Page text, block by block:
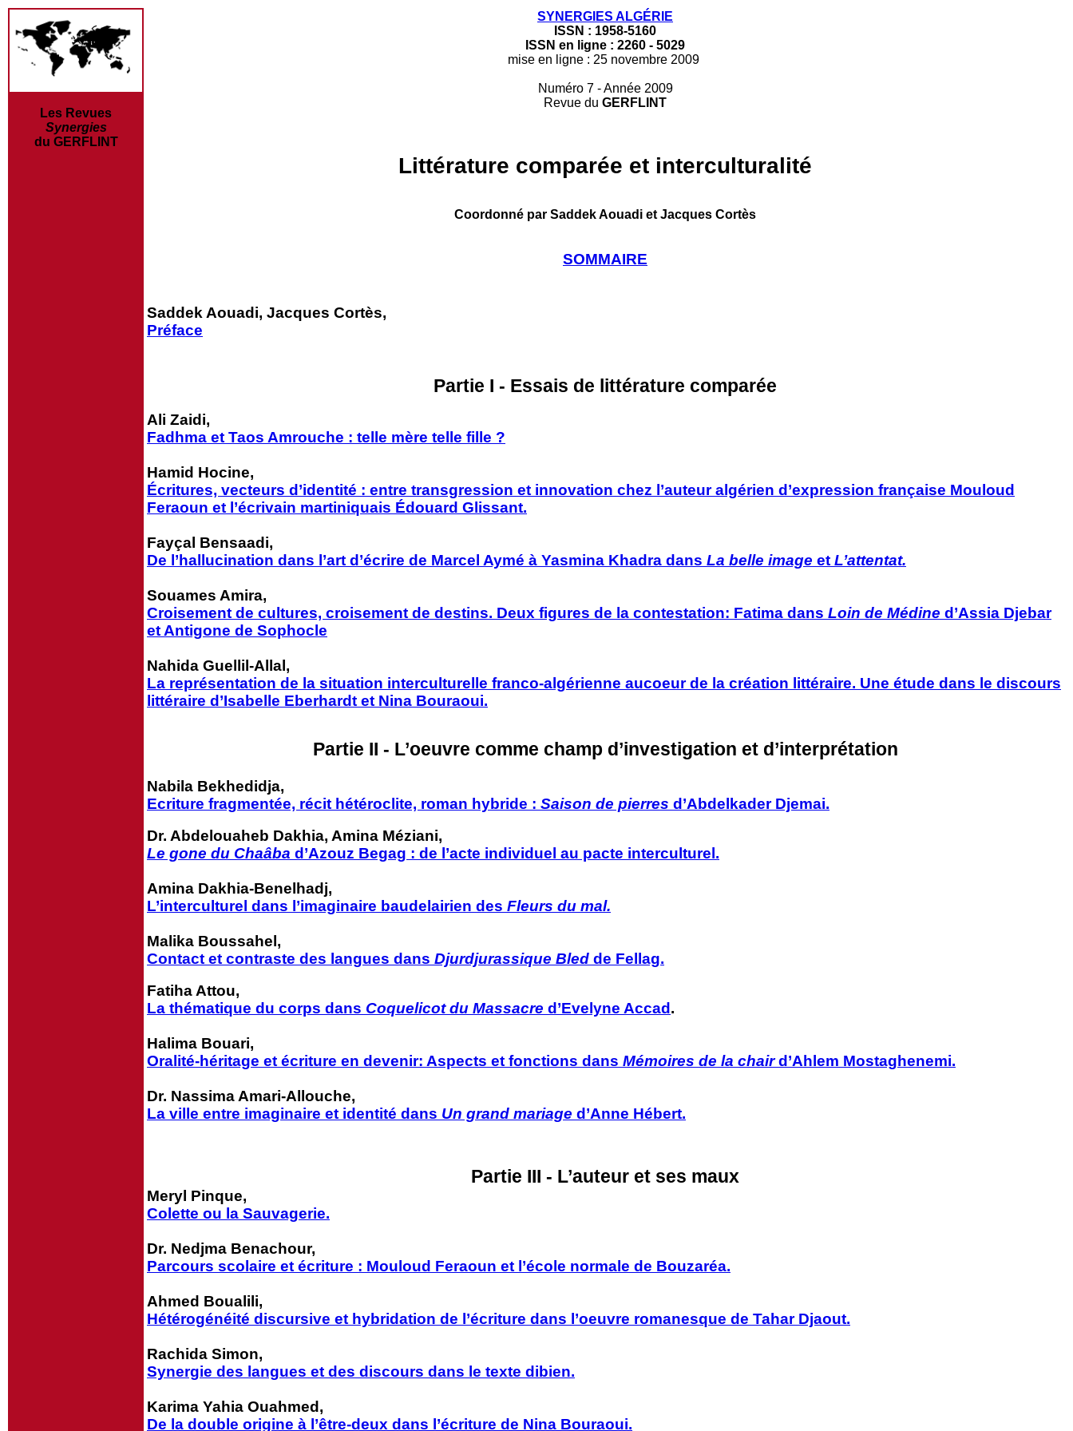
Les Revues
Synergies
du GERFLINT
SYNERGIES ALGÉRIE
ISSN : 1958-5160
ISSN en ligne : 2260 - 5029
mise en ligne : 25 novembre 2009
Numéro 7 - Année 2009
Revue du GERFLINT
Littérature comparée et interculturalité
Coordonné par Saddek Aouadi et Jacques Cortès
SOMMAIRE
Saddek Aouadi, Jacques Cortès,
Préface
Partie I - Essais de littérature comparée
Ali Zaidi,
Fadhma et Taos Amrouche : telle mère telle fille ?
Hamid Hocine,
Écritures, vecteurs d’identité : entre transgression et innovation chez l’auteur algérien d’expression française Mouloud
Feraoun et l’écrivain martiniquais Édouard Glissant.
Fayçal Bensaadi,
De l’hallucination dans l’art d’écrire de Marcel Aymé à Yasmina Khadra dans La belle image et L’attentat.
Souames Amira,
Croisement de cultures, croisement de destins. Deux figures de la contestation: Fatima dans Loin de Médine d’Assia Djebar
et Antigone de Sophocle
Nahida Guellil-Allal,
La représentation de la situation interculturelle franco-algérienne aucoeur de la création littéraire. Une étude dans le discours
littéraire d’Isabelle Eberhardt et Nina Bouraoui.
Partie II - L’oeuvre comme champ d’investigation et d’interprétation
Nabila Bekhedidja,
Ecriture fragmentée, récit hétéroclite, roman hybride : Saison de pierres d’Abdelkader Djemai.
Dr. Abdelouaheb Dakhia, Amina Méziani,
Le gone du Chaâba d’Azouz Begag : de l’acte individuel au pacte interculturel.
Amina Dakhia-Benelhadj,
L’interculturel dans l’imaginaire baudelairien des Fleurs du mal.
Malika Boussahel,
Contact et contraste des langues dans Djurdjurassique Bled de Fellag.
Fatiha Attou,
La thématique du corps dans Coquelicot du Massacre d’Evelyne Accad .
Halima Bouari,
Oralité-héritage et écriture en devenir: Aspects et fonctions dans Mémoires de la chaird’Ahlem Mostaghenemi.
Dr. Nassima Amari-Allouche,
La ville entre imaginaire et identité dans Un grand mariage d’Anne Hébert.
Partie III - L’auteur et ses maux
Meryl Pinque,
Colette ou la Sauvagerie.
Dr. Nedjma Benachour,
Parcours scolaire et écriture : Mouloud Feraoun et l’école normale de Bouzaréa.
Ahmed Boualili,
Hétérogénéité discursive et hybridation de l’écriture dans l’oeuvre romanesque de Tahar Djaout.
Rachida Simon,
Synergie des langues et des discours dans le texte dibien.
Karima Yahia Ouahmed,
De la double origine à l’être-deux dans l’écriture de Nina Bouraoui.